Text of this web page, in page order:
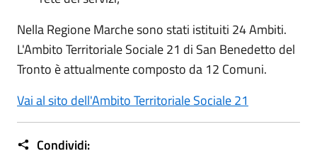
Nella Regione Marche sono stati istituiti 24 Ambiti.
L'Ambito Territoriale Sociale 21 di San Benedetto del
Tronto è attualmente composto da 12 Comuni.
Vai al sito dell'Ambito Territoriale Sociale 21
Condividi: